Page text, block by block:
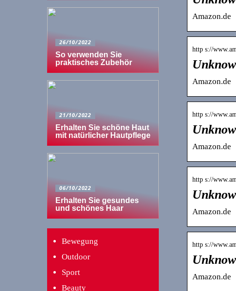
Amazon.de
http s://
Amazon.de
http s://
Amazon.de
http s://
Amazon.de
http s://
Amazon.de
26/10/2022
So verwenden Sie
praktisches Zubehör
21/10/2022
Erhalten Sie schöne Haut
mit natürlicher Hautpflege
06/10/2022
Erhalten Sie gesundes
und schönes Haar
Bewegung
Outdoor
Sport
Beauty